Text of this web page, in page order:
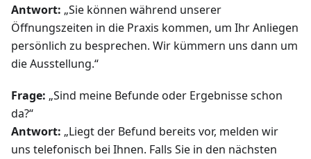
Antwort: „Sie können während unserer
Öffnungszeiten in die Praxis kommen, um Ihr Anliegen
persönlich zu besprechen. Wir kümmern uns dann um
die Ausstellung.“
Frage: „Sind meine Befunde oder Ergebnisse schon
da?“
Antwort: „Liegt der Befund bereits vor, melden wir
uns telefonisch bei Ihnen. Falls Sie in den nächsten